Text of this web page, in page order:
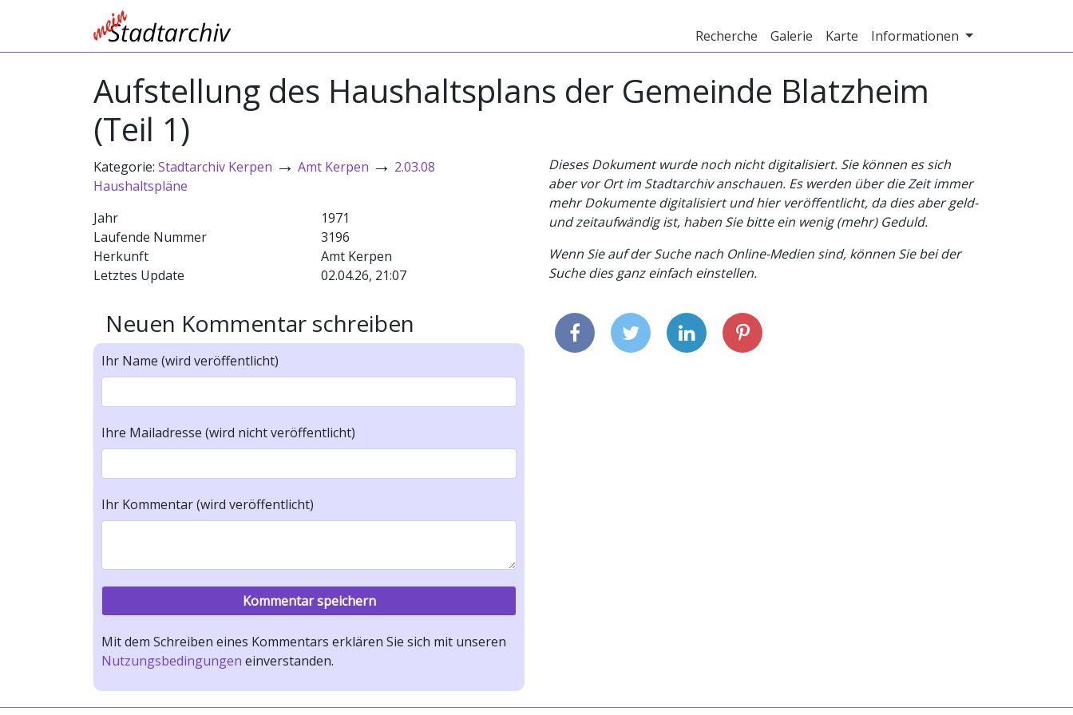
Recherche Galerie Karte Informationen
Aufstellung des Haushaltsplans der Gemeinde Blatzheim
(Teil 1)
Kategorie: Stadtarchiv Kerpen → Amt Kerpen → 2.03.08
Haushaltspläne
Jahr
1971
Laufende Nummer
3196
Herkunft
Amt Kerpen
Letztes Update
02.04.26, 21:07
Neuen Kommentar schreiben
Ihr Name (wird veröffentlicht)
Ihre Mailadresse (wird nicht veröffentlicht)
Ihr Kommentar (wird veröffentlicht)
Mit dem Schreiben eines Kommentars erklären Sie sich mit unseren
Nutzungsbedingungen einverstanden.
Dieses Dokument wurde noch nicht digitalisiert. Sie können es sich
aber vor Ort im Stadtarchiv anschauen. Es werden über die Zeit immer
mehr Dokumente digitalisiert und hier veröffentlicht, da dies aber geld-
und zeitaufwändig ist, haben Sie bitte ein wenig (mehr) Geduld.
Wenn Sie auf der Suche nach Online-Medien sind, können Sie bei der
Suche dies ganz einfach einstellen.